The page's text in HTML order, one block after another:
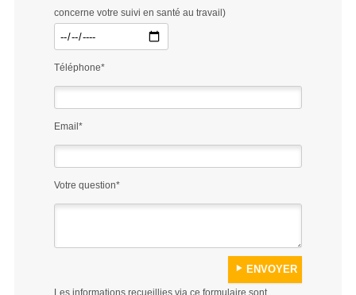
concerne votre suivi en santé au travail)
Téléphone*
Email*
Votre question*
Les informations recueillies via ce formulaire sont